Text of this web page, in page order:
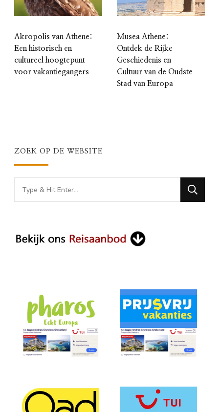
Akropolis van Athene:
Een historisch en
cultureel hoogtepunt
voor vakantiegangers
Musea Athene:
Ontdek de Rijke
Geschiedenis en
Cultuur van de Oudste
Stad van Europa
ZOEK OP DE WEBSITE
Looking
for